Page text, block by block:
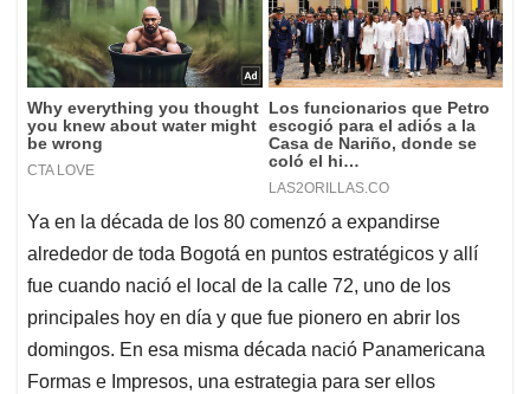
Ya en la década de los 80 comenzó a expandirse
alrededor de toda Bogotá en puntos estratégicos y allí
fue cuando nació el local de la calle 72, uno de los
principales hoy en día y que fue pionero en abrir los
domingos. En esa misma década nació Panamericana
Formas e Impresos, una estrategia para ser ellos